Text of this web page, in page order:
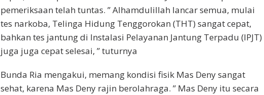
pemeriksaan telah tuntas. ” Alhamdulillah lancar semua, mulai
tes narkoba, Telinga Hidung Tenggorokan (THT) sangat cepat,
bahkan tes jantung di Instalasi Pelayanan Jantung Terpadu (IPJT)
juga juga cepat selesai, ” tuturnya
Bunda Ria mengakui, memang kondisi fisik Mas Deny sangat
sehat, karena Mas Deny rajin berolahraga. ” Mas Deny itu secara